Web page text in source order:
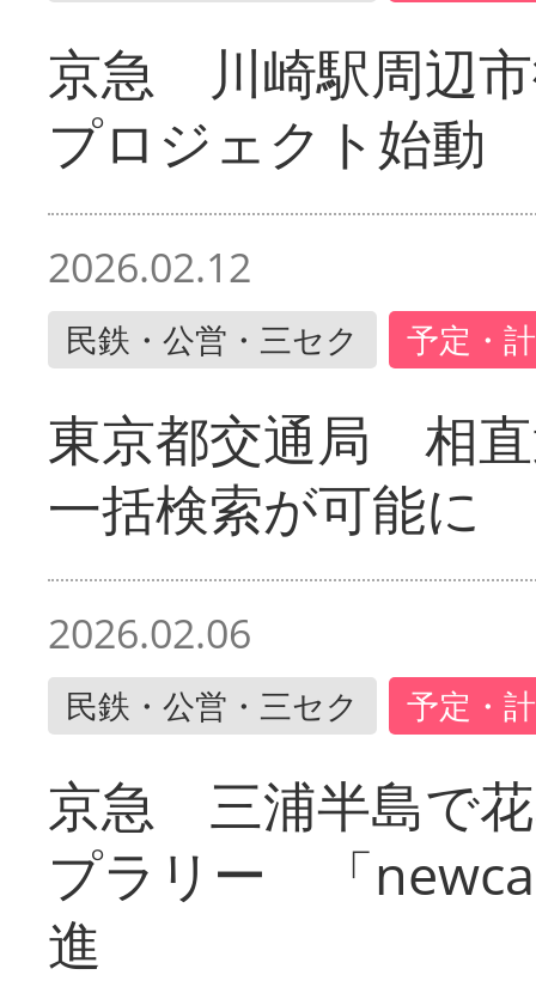
京急 川崎駅周辺
プロジェクト始動
2026.02.12
民鉄・公営・三セク 予定・
東京都交通局 相
一括検索が可能に
2026.02.06
民鉄・公営・三セク 予定・
京急 三浦半島で
プラリー 「
進